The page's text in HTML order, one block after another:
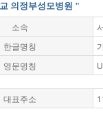
의정부성모병원 "
소속
한글명칭
영문명칭
대표주소